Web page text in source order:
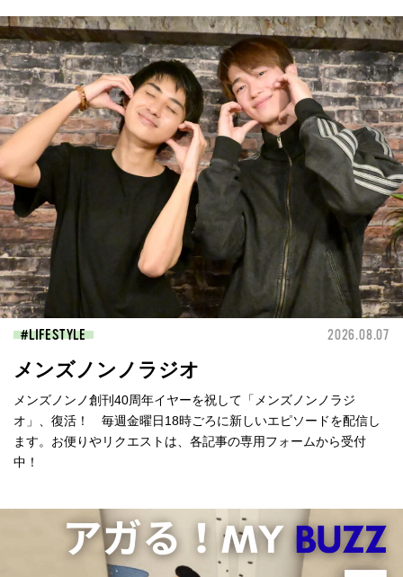
LIFESTYLE 2026.08.07
メンズノンノラジオ
メンズノンノ創刊40周年イヤーを祝して「メンズノンノラジ
オ」、復活！ 毎週金曜日18時ごろに新しいエピソードを配信し
ます。お便りやリクエストは、各記事の専用フォームから受付
中！